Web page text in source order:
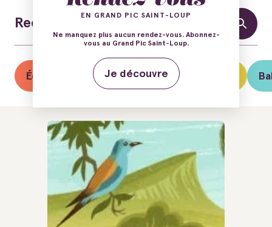
Éclipse solaire du 12 août Guinguettes
EN GRAND PIC SAINT-LOUP
Ne manquez plus aucun rendez-vous. Abonnez-
vous au Grand Pic Saint-Loup.
Je découvre